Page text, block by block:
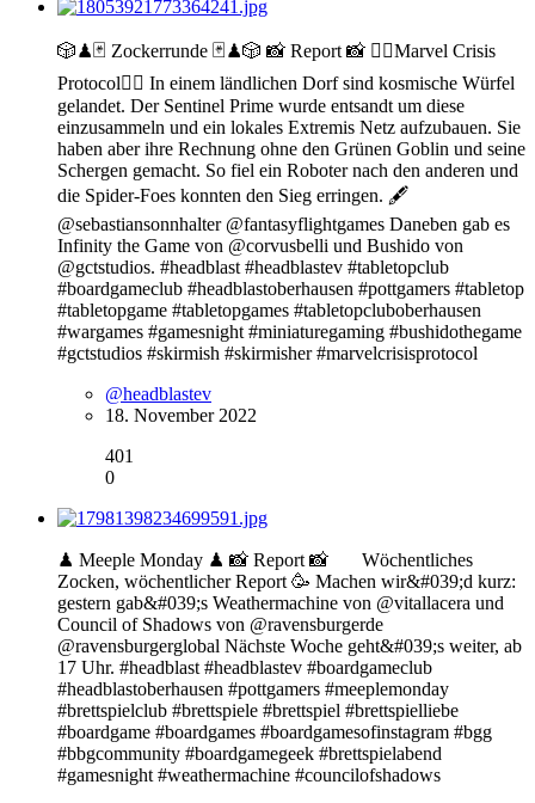
🎲♟🃏 Zockerrunde 🃏♟🎲 📸 Report 📸 🦸‍♀️Marvel Crisis
Protocol🦹‍♂️ In einem ländlichen Dorf sind kosmische Würfel
gelandet. Der Sentinel Prime wurde entsandt um diese
einzusammeln und ein lokales Extremis Netz aufzubauen. Sie
haben aber ihre Rechnung ohne den Grünen Goblin und seine
Schergen gemacht. So fiel ein Roboter nach den anderen und
die Spider-Foes konnten den Sieg erringen. 🖋
@sebastiansonnhalter @fantasyflightgames Daneben gab es
Infinity the Game von @corvusbelli und Bushido von
@gctstudios. #headblast #headblastev #tabletopclub
#boardgameclub #headblastoberhausen #pottgamers #tabletop
#tabletopgame #tabletopgames #tabletopcluboberhausen
#wargames #gamesnight #miniaturegaming #bushidothegame
#gctstudios #skirmish #skirmisher #marvelcrisisprotocol
@headblastev
18. November 2022
401
0
♟ Meeple Monday ♟ 📸 Report 📸⠀⠀ Wöchentliches
Zocken, wöchentlicher Report 🥳 Machen wir&#039;d kurz:
gestern gab&#039;s Weathermachine von @vitallacera und
Council of Shadows von @ravensburgerde
@ravensburgerglobal Nächste Woche geht&#039;s weiter, ab
17 Uhr. #headblast #headblastev #boardgameclub
#headblastoberhausen #pottgamers #meeplemonday
#brettspielclub #brettspiele #brettspiel #brettspielliebe
#boardgame #boardgames #boardgamesofinstagram #bgg
#bbgcommunity #boardgamegeek #brettspielabend
#gamesnight #weathermachine #councilofshadows